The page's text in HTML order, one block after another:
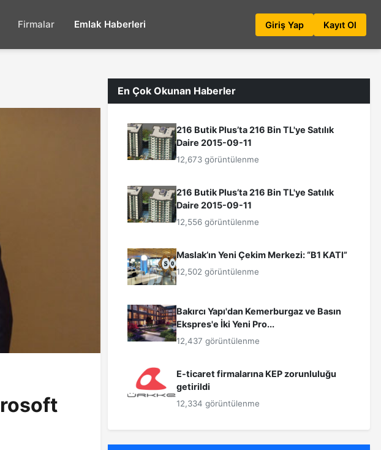
Firmalar Emlak Haberleri Giriş Yap Kayıt Ol
En Çok Okunan Haberler
216 Butik Plus’ta 216 Bin TL'ye Satılık
Daire 2015-09-11
12,673 görüntülenme
216 Butik Plus’ta 216 Bin TL'ye Satılık
Daire 2015-09-11
12,556 görüntülenme
Maslak’ın Yeni Çekim Merkezi: “B1 KATI”
12,502 görüntülenme
Bakırcı Yapı'dan Kemerburgaz ve Basın
Ekspres'e İki Yeni Pro...
12,437 görüntülenme
E-ticaret firmalarına KEP zorunluluğu
getirildi
12,334 görüntülenme